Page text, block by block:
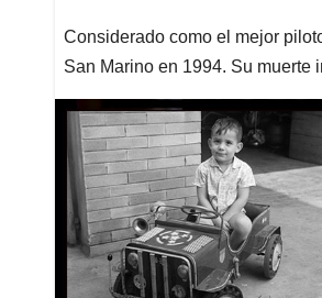
Considerado como el mejor
San Marino en 1994. Su muerte